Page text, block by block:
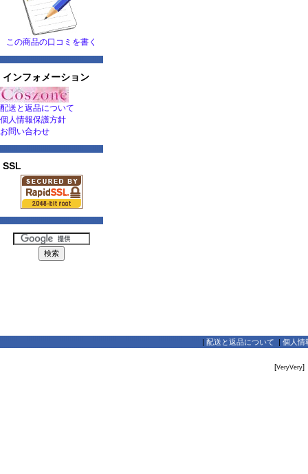
この商品の口コミを書く
インフォメーション
配送と返品について
個人情報保護方針
お問い合わせ
SSL
| 配送と返品について | 個人情
[VeryVery]